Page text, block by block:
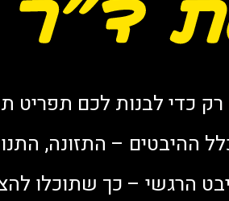
כדי לבנות לכם תפריט
ההיבטים – התזונה,
הרגשי – כך שתוכלו